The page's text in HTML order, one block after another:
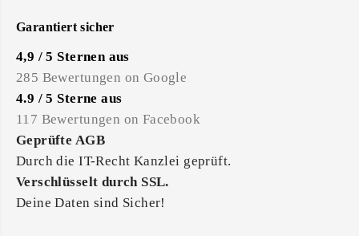
Garantiert sicher
4,9 / 5 Sternen aus
285 Bewertungen on Google
4.9 / 5 Sterne aus
117 Bewertungen on Facebook
Geprüfte AGB
Durch die IT-Recht Kanzlei geprüft.
Verschlüsselt durch SSL.
Deine Daten sind Sicher!